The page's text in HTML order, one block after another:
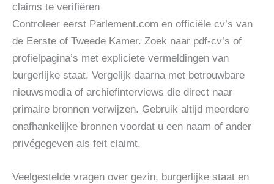
claims te verifiëren
Controleer eerst Parlement.com en officiële cv’s van
de Eerste of Tweede Kamer. Zoek naar pdf-cv’s of
profielpagina’s met expliciete vermeldingen van
burgerlijke staat. Vergelijk daarna met betrouwbare
nieuwsmedia of archiefinterviews die direct naar
primaire bronnen verwijzen. Gebruik altijd meerdere
onafhankelijke bronnen voordat u een naam of ander
privégegeven als feit claimt.
Veelgestelde vragen over gezin, burgerlijke staat en